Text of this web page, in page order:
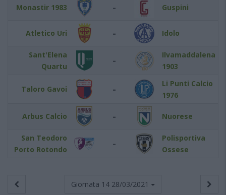
Monastir 1983 - Guspini
Atletico Uri - Idolo
Sant'Elena
Quartu
-
Ilvamaddalena
1903
Taloro Gavoi -
Li Punti Calcio
1976
Arbus Calcio - Nuorese
San Teodoro
Porto Rotondo
-
Polisportiva
Ossese
Giornata 14 28/03/2021